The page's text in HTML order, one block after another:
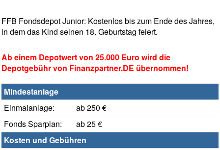
FFB Fondsdepot Junior: Kostenlos bis zum Ende des Jahres,
in dem das Kind seinen 18. Geburtstag feiert.
Ab einem Depotwert von 25.000 Euro wird die
Depotgebühr von Finanzpartner.DE übernommen!
Mindestanlage
Einmalanlage:
ab 250 €
Fonds Sparplan:
ab 25 €
Kosten und Gebühren